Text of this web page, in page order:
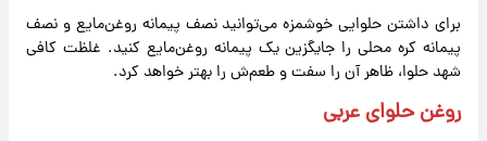
برای داشتن حلوایی خوشمزه می‌توانید نصف پیمانه روغن‌مایع و نصف
پیمانه کره محلی را جایگزین یک پیمانه روغن‌مایع کنید. غلظت کافی
شهد حلوا، ظاهر آن را سفت و طعم‌ش را بهتر خواهد کرد.
روغن حلوای عربی